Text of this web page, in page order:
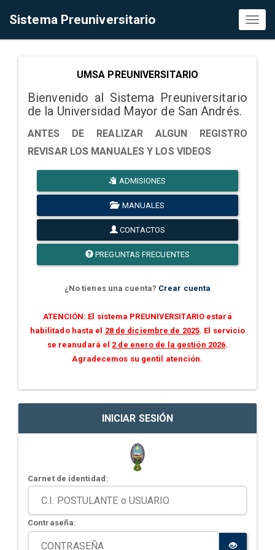
Sistema Preuniversitario
UMSA PREUNIVERSITARIO
Bienvenido al Sistema Preuniversitario
de la Universidad Mayor de San Andrés.
ANTES DE REALIZAR ALGUN REGISTRO
REVISAR LOS MANUALES Y LOS VIDEOS
ADMISIONES
MANUALES
CONTACTOS
PREGUNTAS FRECUENTES
¿No tienes una cuenta? Crear cuenta
ATENCIÓN: El sistema PREUNIVERSITARIO estará
habilitado hasta el 28 de diciembre de 2025. El servicio
se reanudará el 2 de enero de la gestión 2026.
Agradecemos su gentil atención.
INICIAR SESIÓN
Carnet de identidad:
Contraseña: